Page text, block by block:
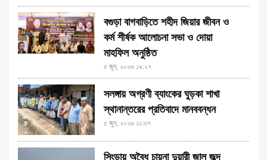
বগুড়া বাগবাড়িতে শহীদ জিয়ার জীবন ও
কর্ম শীর্ষক আলোচনা সভা ও দোয়া
মাহফিল অনুষ্ঠিত
৫ জুন, ২০২৬ ১৯:২৭
সলঙ্গায় অগ্রণী ব্যাংকের ঘুড়কা শাখা
স্থানান্তরের প্রতিবাদে মানববন্ধন
৫ জুন, ২০২৬ ১১:৩৭
সিংড়ায় অবৈধ চায়না দুয়ারী জাল জব্দ